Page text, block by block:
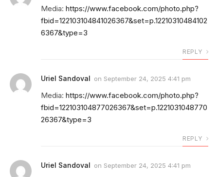
Media: https://www.facebook.com/photo.php?
fbid=122103104841026367&set=p.12210310484102
6367&type=3
REPLY
Uriel Sandoval on September 24, 2025 4:41 pm
Media: https://www.facebook.com/photo.php?
fbid=122103104877026367&set=p.1221031048770
26367&type=3
REPLY
Uriel Sandoval on September 24, 2025 4:41 pm